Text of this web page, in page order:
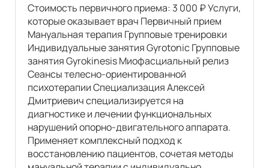
Стоимость первичного приема: 3 000 ₽ Услуги,
которые оказывает врач Первичный прием
Мануальная терапия Групповые тренировки
Индивидуальные занятия Gyrotonic Групповые
занятия Gyrokinesis Миофасциальный релиз
Сеансы телесно-ориентированной
психотерапии Специализация Алексей
Дмитриевич специализируется на
диагностике и лечении функциональных
нарушений опорно-двигательного аппарата.
Применяет комплексный подход к
восстановлению пациентов, сочетая методы